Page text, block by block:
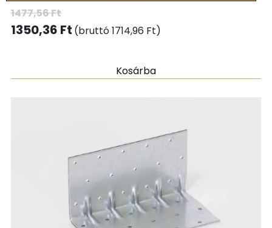
1477,56Ft
1350,36 Ft (bruttó1714,96 Ft)
Kosárba